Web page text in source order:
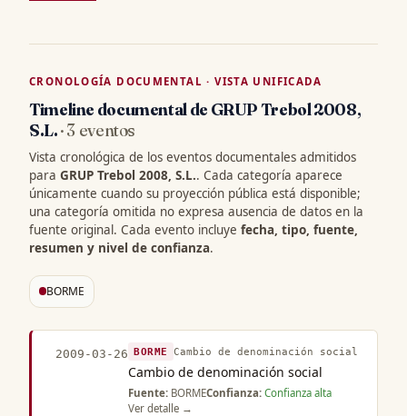
CRONOLOGÍA DOCUMENTAL · VISTA UNIFICADA
Timeline documental de GRUP Trebol 2008,
S.L.· 3 eventos
Vista cronológica de los eventos documentales admitidos
para GRUP Trebol 2008, S.L.. Cada categoría aparece
únicamente cuando su proyección pública está disponible;
una categoría omitida no expresa ausencia de datos en la
fuente original. Cada evento incluye fecha, tipo, fuente,
resumen y nivel de confianza.
BORME
2009-03-26 BORME Cambio de denominación social
Cambio de denominación social
Fuente: BORMEConfianza: Confianza alta
Ver detalle →